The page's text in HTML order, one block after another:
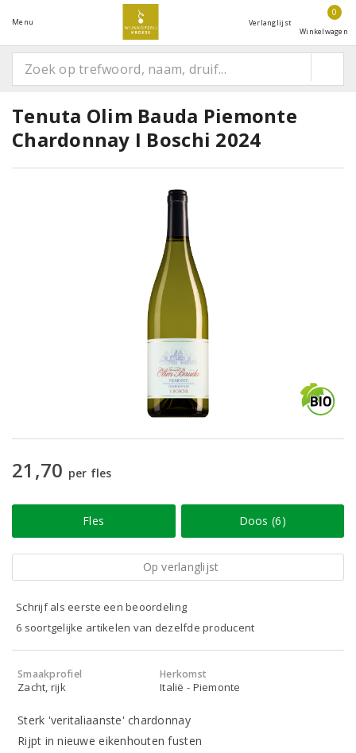
Menu Verlanglijst
0
Winkelwagen
Tenuta Olim Bauda Piemonte
Chardonnay I Boschi 2024
21,70 per fles
Fles Doos (6)
Op verlanglijst
Schrijf als eerste een beoordeling
6 soortgelijke artikelen van dezelfde producent
Smaakprofiel
Zacht, rijk
Herkomst
Italië - Piemonte
Sterk 'veritaliaanste' chardonnay
Rijpt in nieuwe eikenhouten fusten